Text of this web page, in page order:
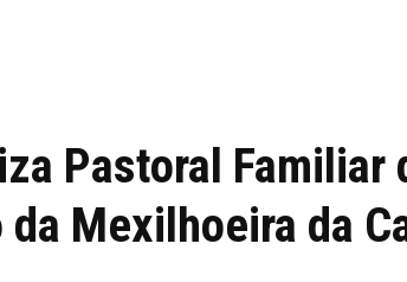
Pastoral Familiar
Mexilhoeira da